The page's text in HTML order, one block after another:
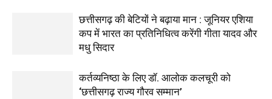
छत्तीसगढ़ की बेटियों ने बढ़ाया मान : जूनियर एशिया
कप में भारत का प्रतिनिधित्व करेंगी गीता यादव और
मधु सिदार
कर्तव्यनिष्ठा के लिए डॉ. आलोक कलचूरी को
‘छत्तीसगढ़ राज्य गौरव सम्मान’